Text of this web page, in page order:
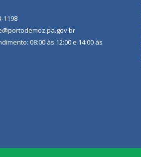
1198
08:00 às 12:00 e 14:00 às